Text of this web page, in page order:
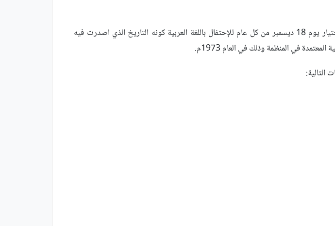
إجابة السؤال الثاني سوف تتضح من خلال الإجابة على السؤال الأول، حيث تم اختيار يوم 18 ديسمبر من كل عام للإحتفال باللغة العربية كونه التاريخ الذي اصدرت فيه
في المنظمة وذلك في العام 1973م.
التالية: